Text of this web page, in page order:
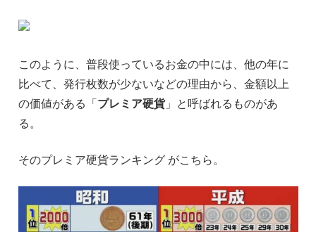
このように、普段使っているお金の中には、他の年に
比べて、発行枚数が少ないなどの理由から、金額以上
の価値がある「プレミア硬貨」と呼ばれるものがあ
る。
そのプレミア硬貨ランキング がこちら。